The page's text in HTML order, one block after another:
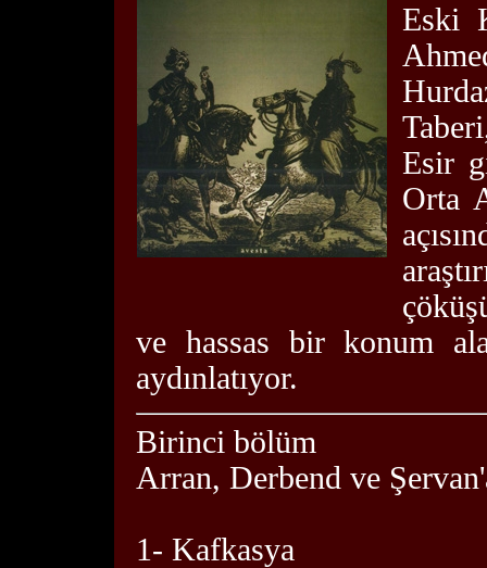
Eski
Esir
Orta
ve hassas bir konum
aydınlatıyor.
Birinci bölüm
Arran, Derbend ve
1- Kafkasya